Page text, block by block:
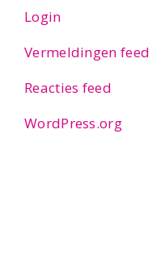
Login
Vermeldingen feed
Reacties feed
WordPress.org